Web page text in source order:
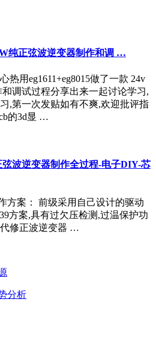
纯正弦波逆变器制作和调 …
热用eg1611+eg8015做了一款 24v
调试过程分享出来一起讨论学习,
,第一次发贴如有不爽,欢迎批评指
的3d显 …
弦波逆变器制作全过程-电子DIY-芯
方案： 前级采用自己设计的驱动
方案,具有过欠压检测,过温保护功
修正波逆变器 …
分析